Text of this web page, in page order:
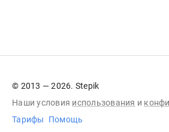
© 2013 — 2026. Stepik
Наши условия использования и
Тарифы
Помощь